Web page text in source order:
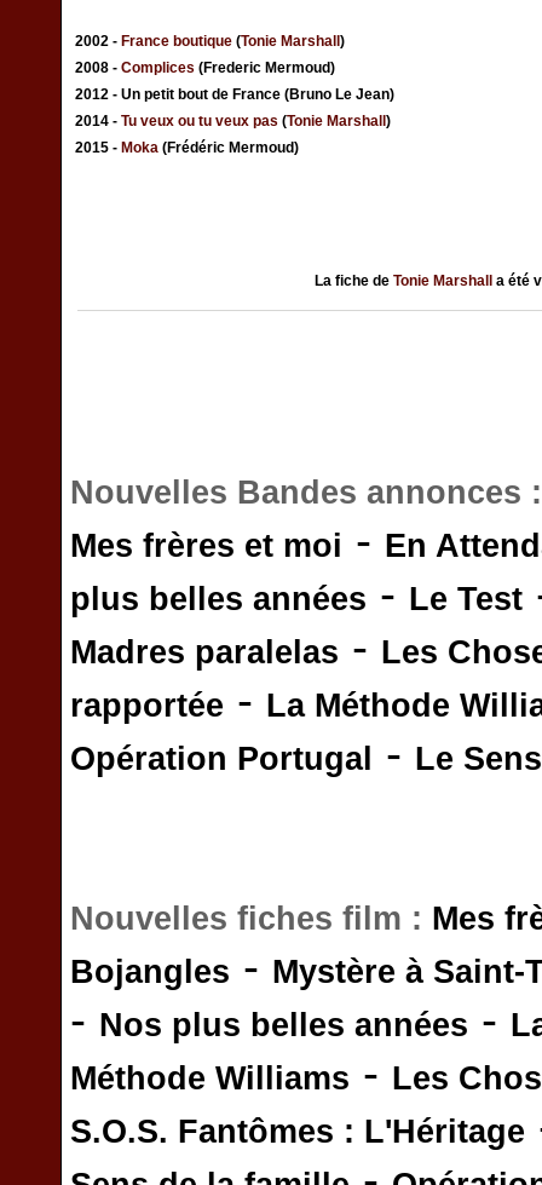
2002 - France boutique (Tonie Marshall)
2008 - Complices (Frederic Mermoud)
2012 - Un petit bout de France (Bruno Le Jean)
2014 - Tu veux ou tu veux pas (Tonie Marshall)
2015 - Moka (Frédéric Mermoud)
La fiche deTonie Marshall a été
Nouvelles Bandes annonces
Mes frères et moi - En
plus belles années - Le Test
Madres paralelas - Les
rapportée - La Méthode
Opération Portugal
- Le
Nouvelles fiches film : Mes
Bojangles - Mystère à Saint-
- Nos plus belles années -
Méthode Williams - Les
S.O.S. Fantômes : L'Héritage